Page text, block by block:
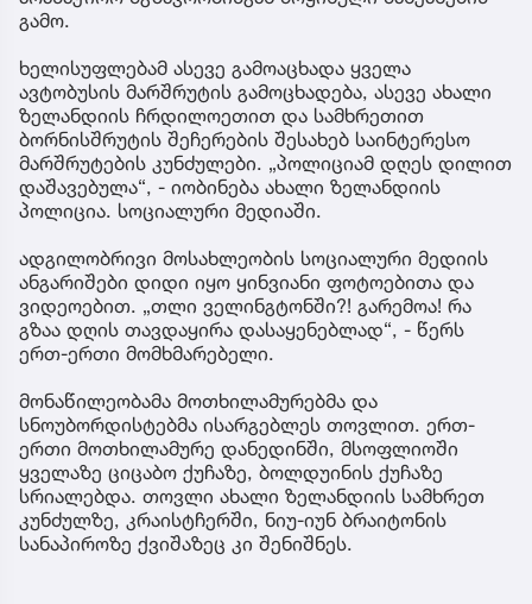
გამო.
ხელისუფლებამ ასევე გამოაცხადა ყველა
ავტობუსის მარშრუტის გამოცხადება, ასევე ახალი
ზელანდიის ჩრდილოეთით და სამხრეთით
ბორნისშრუტის შეჩერების შესახებ საინტერესო
მარშრუტების კუნძულები. „პოლიციამ დღეს დილით
დაშავებულა“, - იობინება ახალი ზელანდიის
პოლიცია. სოციალური მედიაში.
ადგილობრივი მოსახლეობის სოციალური მედიის
ანგარიშები დიდი იყო ყინვიანი ფოტოებითა და
ვიდეოებით. „თლი ველინგტონში?! გარემოა! რა
გზაა დღის თავდაყირა დასაყენებლად“, - წერს
ერთ-ერთი მომხმარებელი.
მონაწილეობამა მოთხილამურებმა და
სნოუბორდისტებმა ისარგებლეს თოვლით. ერთ-
ერთი მოთხილამურე დანედინში, მსოფლიოში
ყველაზე ციცაბო ქუჩაზე, ბოლდუინის ქუჩაზე
სრიალებდა. თოვლი ახალი ზელანდიის სამხრეთ
კუნძულზე, კრაისტჩერში, ნიუ-იუნ ბრაიტონის
სანაპიროზე ქვიშაზეც კი შენიშნეს.